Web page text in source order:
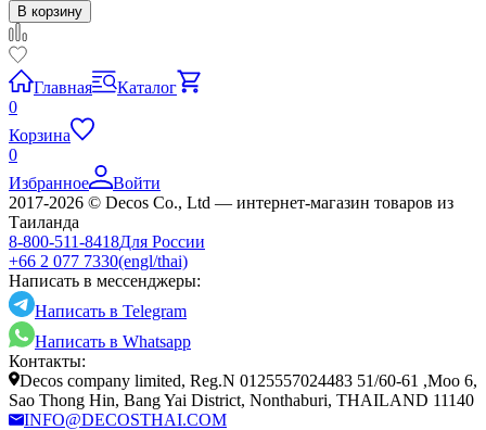
В корзину
Главная
Каталог
0
Корзина
0
Избранное
Войти
2017-2026 © Decos Co., Ltd — интернет-магазин товаров из
Таиланда
8-800-511-8418Для России
+66 2 077 7330(engl/thai)
Написать в мессенджеры:
Написать в Telegram
Написать в Whatsapp
Контакты:
Decos company limited, Reg.N 0125557024483 51/60-61 ,Moo 6,
Sao Thong Hin, Bang Yai District, Nonthaburi, THAILAND 11140
INFO@DECOSTHAI.COM